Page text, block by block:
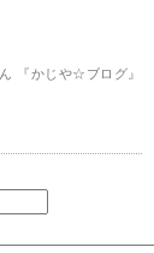
『かじや☆ブログ』